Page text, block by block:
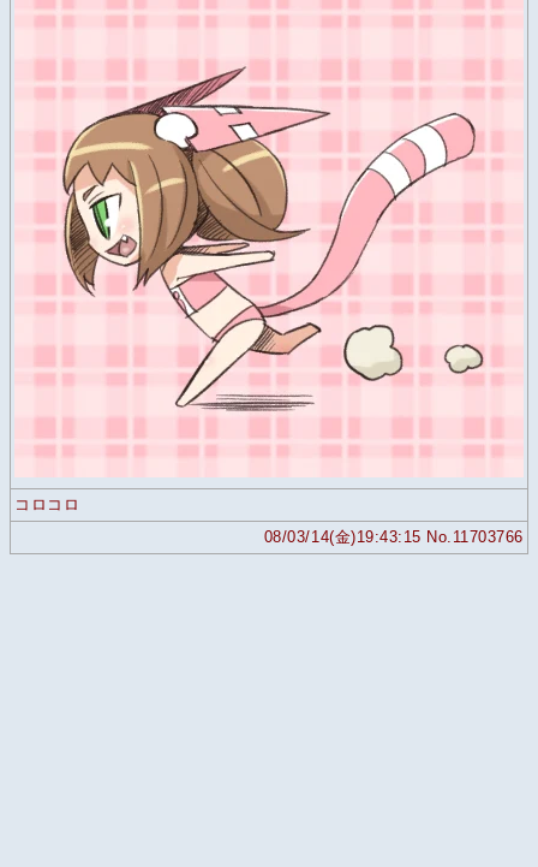
コロコロ
08/03/14(金)19:43:15 No.11703766